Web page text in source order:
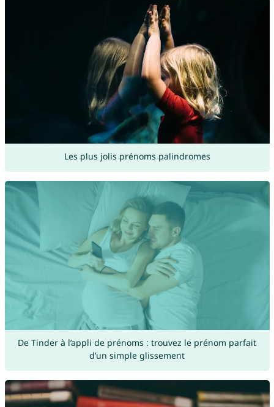
Les plus jolis prénoms palindromes
De Tinder à l’appli de prénoms : trouvez le prénom parfait
d’un simple glissement